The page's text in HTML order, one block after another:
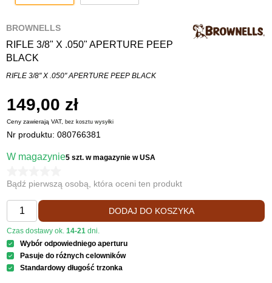
BROWNELLS
RIFLE 3/8" X .050" APERTURE PEEP
BLACK
RIFLE 3/8" X .050" APERTURE PEEP BLACK
149,00 zł
Ceny zawierają VAT,bez kosztuwysyłki
Nr produktu:080766381
W magazynie5 szt. w magazynie w USA
Bądź pierwszą osobą, która oceni ten produkt
DODAJ DO KOSZYKA
Czas dostawy ok.14-21 dni.
Wybór odpowiedniego aperturu
Pasuje do różnych celowników
Standardowy długość trzonka